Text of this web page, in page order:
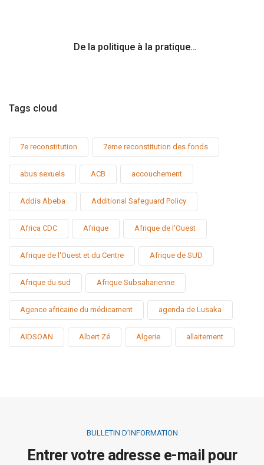
De la politique à la pratique…
Tags cloud
7e reconstitution 7eme reconstitution des fonds
abus sexuels ACB accouchement
Addis Abeba Additional Safeguard Policy
Africa CDC Afrique Afrique de l'Ouest
Afrique de l'Ouest et du Centre Afrique de SUD
Afrique du sud Afrique Subsaharienne
Agence africaine du médicament agenda de Lusaka
AIDSOAN Albert Zé Algerie allaitement
BULLETIN D’INFORMATION
Entrer votre adresse e-mail pour